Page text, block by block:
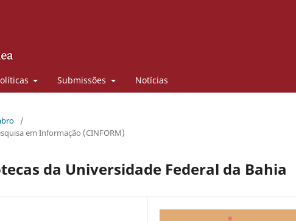
Submissões Notícias
/
em Informação (CINFORM)
da Universidade Federal da Bahia